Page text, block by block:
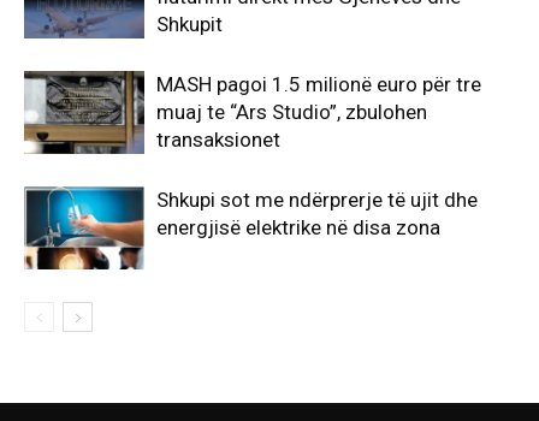
Shkupit
MASH pagoi 1.5 milionë euro për tre
muaj te “Ars Studio”, zbulohen
transaksionet
Shkupi sot me ndërprerje të ujit dhe
energjisë elektrike në disa zona